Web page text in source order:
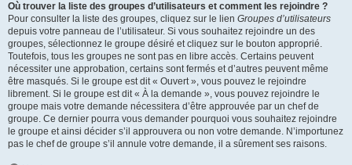
Où trouver la liste des groupes d’utilisateurs et comment les rejoindre ?
Pour consulter la liste des groupes, cliquez sur le lien Groupes d’utilisateurs
depuis votre panneau de l’utilisateur. Si vous souhaitez rejoindre un des
groupes, sélectionnez le groupe désiré et cliquez sur le bouton approprié.
Toutefois, tous les groupes ne sont pas en libre accès. Certains peuvent
nécessiter une approbation, certains sont fermés et d’autres peuvent même
être masqués. Si le groupe est dit « Ouvert », vous pouvez le rejoindre
librement. Si le groupe est dit « À la demande », vous pouvez rejoindre le
groupe mais votre demande nécessitera d’être approuvée par un chef de
groupe. Ce dernier pourra vous demander pourquoi vous souhaitez rejoindre
le groupe et ainsi décider s’il approuvera ou non votre demande. N’importunez
pas le chef de groupe s’il annule votre demande, il a sûrement ses raisons.